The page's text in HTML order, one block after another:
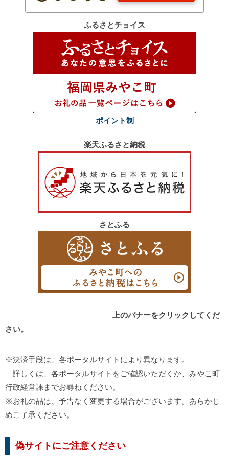
ふるさとチョイス
ポイント制
楽天ふるさと納税
さとふる
上のバナーをクリックしてくだ
さい。
※決済手段は、各ポータルサイトにより異なります。
詳しくは、各ポータルサイトをご確認いただくか、みやこ町
行政経営課までお尋ねください。
※お礼の品は、予告なく変更する場合がございます。あらかじ
めご了承ください。
偽サイトにご注意ください